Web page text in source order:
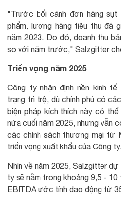
"Trước bối cảnh đơn hàng
phẩm, lượng hàng tiêu thụ đã
năm 2023. Do đó, doanh thu
so với năm trước," Salzgitter
Triển vọng năm 2025
Công ty nhận định nền kinh
trạng trì trệ, dù chính phủ có
biện pháp kích thích này có
nửa cuối năm 2025, nhưng vẫn
các chính sách thương mại từ
triển vọng xuất khẩu của Công ty.
Nhìn về năm 2025, Salzgitter
ty sẽ nằm trong khoảng 9,5 - 10
EBITDA ước tính dao động từ